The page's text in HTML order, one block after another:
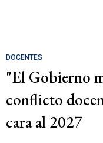
DOCENTES
"El Gobierno
conflicto
cara al 2027